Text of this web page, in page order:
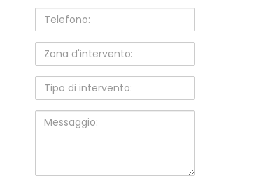
Telefono:
Zona
d'intervento:
Tipo
di
intervento:
Messaggio: